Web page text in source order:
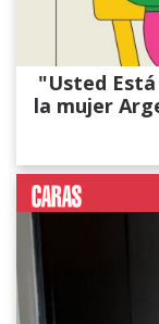
"Usted
la mujer